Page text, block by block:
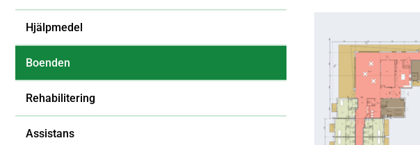
Hjälpmedel
Boenden
Rehabilitering
Assistans